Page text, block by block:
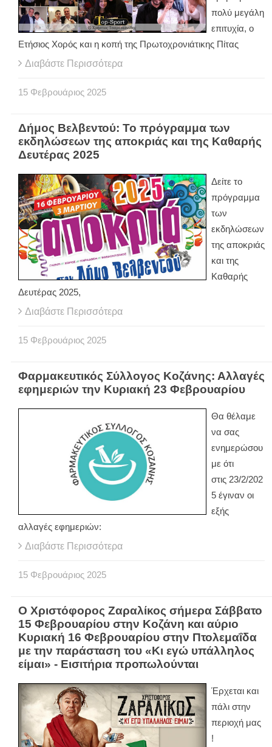
πολύ μεγάλη
επιτυχία, ο
Ετήσιος Χορός και η κοπή της Πρωτοχρονιάτικης Πίτας
Διαβάστε Περισσότερα
15 Φεβρουάριος 2025
Δήμος Βελβεντού: Το πρόγραμμα των
εκδηλώσεων της αποκριάς και της Καθαρής
Δευτέρας 2025
Δείτε το
πρόγραμμα
των
εκδηλώσεων
της αποκριάς
και της
Καθαρής
Δευτέρας 2025,
Διαβάστε Περισσότερα
15 Φεβρουάριος 2025
Φαρμακευτικός Σύλλογος Κοζάνης: Αλλαγές
εφημεριών την Κυριακή 23 Φεβρουαρίου
Θα θέλαμε
να σας
ενημερώσου
με ότι
στις 23/2/202
5 έγιναν οι
εξής
αλλαγές εφημεριών:
Διαβάστε Περισσότερα
15 Φεβρουάριος 2025
Ο Χριστόφορος Ζαραλίκος σήμερα Σάββατο
15 Φεβρουαρίου στην Κοζάνη και αύριο
Κυριακή 16 Φεβρουαρίου στην Πτολεμαΐδα
με την παράσταση του «Κι εγώ υπάλληλος
είμαι» - Εισιτήρια προπωλούνται
Έρχεται και
πάλι στην
περιοχή μας
!